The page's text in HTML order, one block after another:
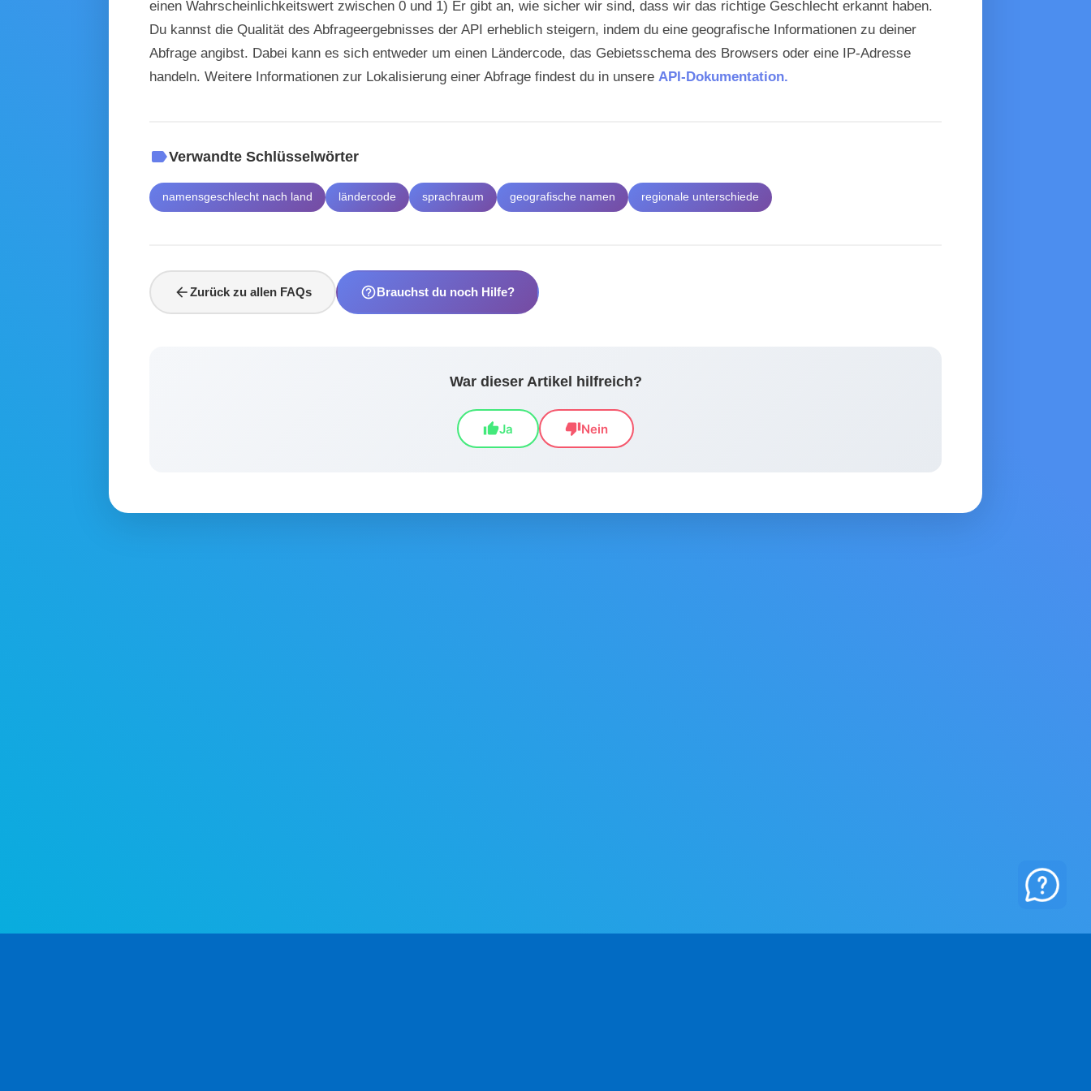
einen Wahrscheinlichkeitswert zwischen 0 und 1) Er gibt an, wie sicher wir sind, dass wir das richtige Geschlecht erkannt haben.
Du kannst die Qualität des Abfrageergebnisses der API erheblich steigern, indem du eine geografische Informationen zu deiner
Abfrage angibst. Dabei kann es sich entweder um einen Ländercode, das Gebietsschema des Browsers oder eine IP-Adresse
handeln. Weitere Informationen zur Lokalisierung einer Abfrage findest du in unsere API-Dokumentation.
labelVerwandte Schlüsselwörter
namensgeschlecht nach land ländercode sprachraum geografische namen regionale unterschiede
arrow_backZurück zu allen FAQs help_outlineBrauchst du noch Hilfe?
War dieser Artikel hilfreich?
thumb_upJa thumb_downNein